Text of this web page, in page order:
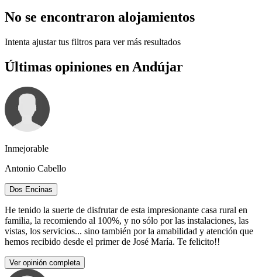
No se encontraron alojamientos
Intenta ajustar tus filtros para ver más resultados
Últimas opiniones en Andújar
Inmejorable
Antonio Cabello
Dos Encinas
He tenido la suerte de disfrutar de esta impresionante casa rural en
familia, la recomiendo al 100%, y no sólo por las instalaciones, las
vistas, los servicios... sino también por la amabilidad y atención que
hemos recibido desde el primer de José María. Te felicito!!
Ver opinión completa